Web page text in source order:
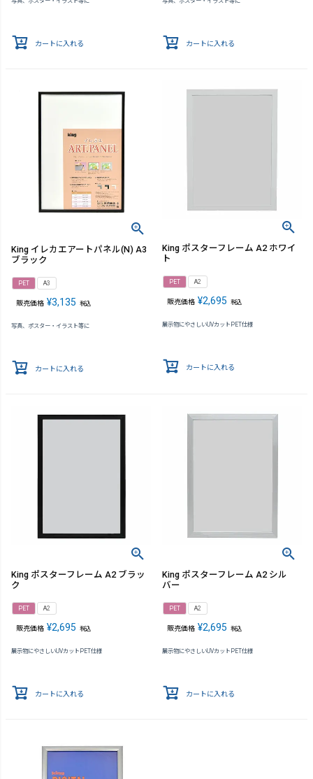
カートに入れる カートに入れる
King イレカエアートパネル(N) A3
ブラック
PET A3
販売価格 ¥3,135 税込
写真、ポスター・イラスト等に
カートに入れる
King ポスターフレーム A2 ホワイ
ト
PET A2
販売価格 ¥2,695 税込
展示物にやさしいUVカットPET仕様
カートに入れる
King ポスターフレーム A2 ブラッ
ク
PET A2
販売価格 ¥2,695 税込
展示物にやさしいUVカットPET仕様
カートに入れる
King ポスターフレーム A2 シル
バー
PET A2
販売価格 ¥2,695 税込
展示物にやさしいUVカットPET仕様
カートに入れる